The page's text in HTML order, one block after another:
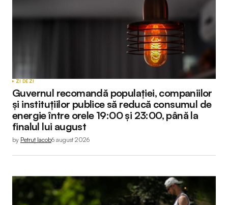
ZI DE ZI
Guvernul recomandă populației, companiilor
și instituțiilor publice să reducă consumul de
energie între orele 19:00 și 23:00, până la
finalul lui august
by Petruț Iacob6 august 2026